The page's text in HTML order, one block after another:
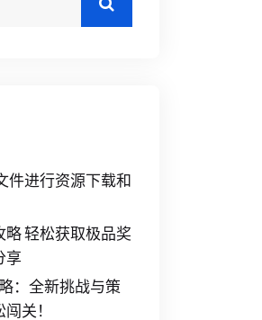
件进行资源下载和
轻松获取极品奖
享
：全新挑战与策
关！